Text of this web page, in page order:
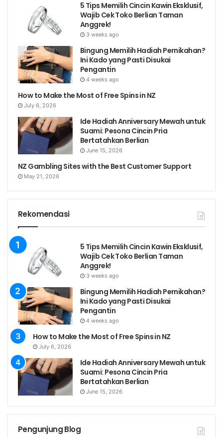
5 Tips Memilih Cincin Kawin Eksklusif,
Wajib Cek Toko Berlian Taman
Anggrek!
3 weeks ago
Bingung Memilih Hadiah Pernikahan?
Ini Kado yang Pasti Disukai
Pengantin
4 weeks ago
How to Make the Most of Free Spins in NZ
July 6, 2026
Ide Hadiah Anniversary Mewah untuk
Suami: Pesona Cincin Pria
Bertatahkan Berlian
June 15, 2026
NZ Gambling Sites with the Best Customer Support
May 21, 2026
Rekomendasi
5 Tips Memilih Cincin Kawin Eksklusif,
Wajib Cek Toko Berlian Taman
Anggrek!
3 weeks ago
Bingung Memilih Hadiah Pernikahan?
Ini Kado yang Pasti Disukai
Pengantin
4 weeks ago
How to Make the Most of Free Spins in NZ
July 6, 2026
Ide Hadiah Anniversary Mewah untuk
Suami: Pesona Cincin Pria
Bertatahkan Berlian
June 15, 2026
Pengunjung Blog